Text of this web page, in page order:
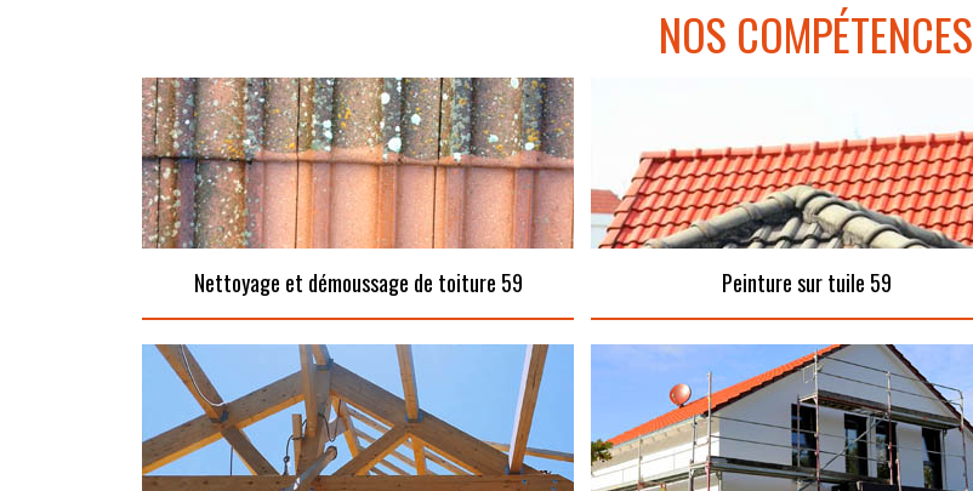
NOS COMPÉTENCES
Nettoyage et démoussage de toiture 59 Peinture sur tuile 59